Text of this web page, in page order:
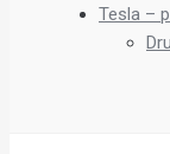
Tesla –